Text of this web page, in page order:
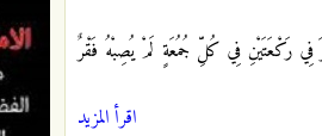
فِي رَكْعَتَيْنِ فِي كُلِّ جُمُعَةٍ لَمْ يُصِبْهُ فَقْرٌ
اقرأ المزيد